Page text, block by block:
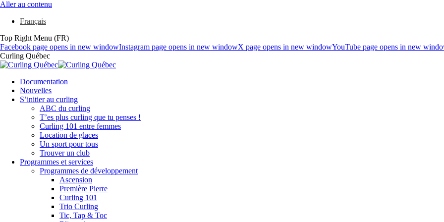
Aller au contenu
Français
Top Right Menu (FR)
Facebook page opens in new windowInstagram page opens in new windowX page opens in new windowYouTube page opens in new
Curling Québec
Documentation
Nouvelles
S’initier au curling
ABC du curling
T’es plus curling que tu penses !
Curling 101 entre femmes
Location de glaces
Un sport pour tous
Trouver un club
Programmes et services
Programmes de développement
Ascension
Première Pierre
Curling 101
Trio Curling
Tic, Tap & Toc